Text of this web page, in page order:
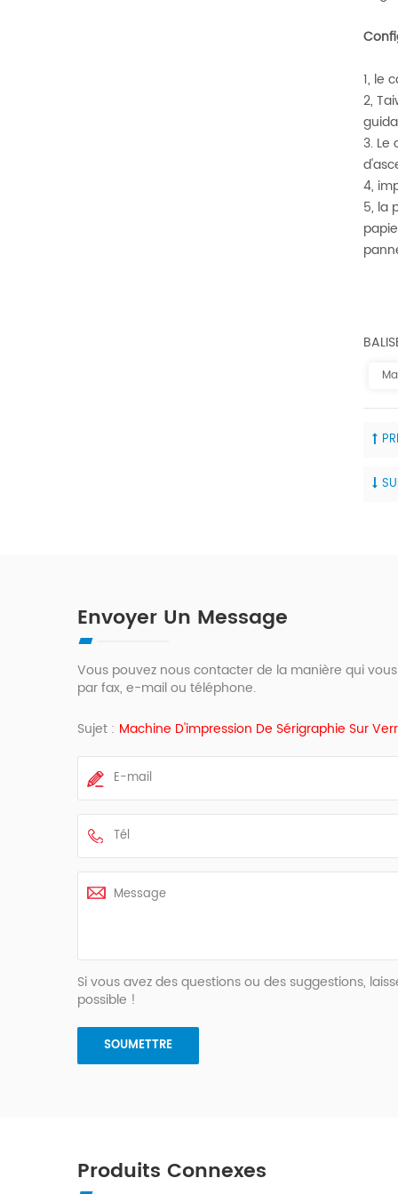
1, le
2,
3. Le
4,
5, la
Envoyer Un Message
Vous pouvez nous contacter de la manière qui
par fax, e-mail ou téléphone.
Sujet : Machine D'impression De Sérigraphie Sur
Si vous avez des questions ou des suggestions,
possible !
Produits Connexes